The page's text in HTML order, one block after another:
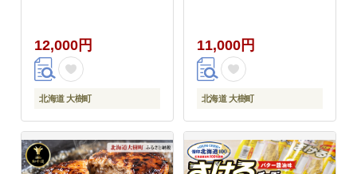
12,000円
北海道 大樹町
11,000円
北海道 大樹町